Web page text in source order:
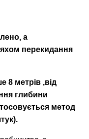
а
перекидання
8 метрів ,від
глибини
метод